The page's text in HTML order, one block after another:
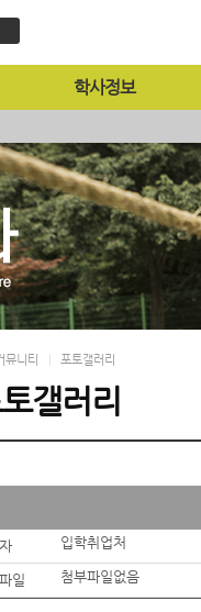
학사정보
뮤니티 포토갤러리
갤러리
입학취업처
일 첨부파일없음